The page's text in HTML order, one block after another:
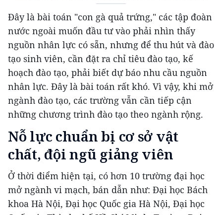
Đây là bài toán "con gà quả trứng," các tập đoàn
nước ngoài muốn đầu tư vào phải nhìn thấy
nguồn nhân lực có sẵn, nhưng để thu hút và đào
tạo sinh viên, cần đặt ra chỉ tiêu đào tạo, kế
hoạch đào tạo, phải biết dự báo nhu cầu nguồn
nhân lực. Đây là bài toán rất khó. Vì vậy, khi mở
ngành đào tạo, các trường vẫn cần tiếp cận
những chương trình đào tạo theo ngành rộng.
Nỗ lực chuẩn bị cơ sở vật
chất, đội ngũ giảng viên
Ở thời điểm hiện tại, có hơn 10 trường đại học
mở ngành vi mạch, bán dẫn như: Đại học Bách
khoa Hà Nội, Đại học Quốc gia Hà Nội, Đại học